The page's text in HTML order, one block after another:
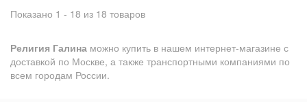
Показано 1 - 18 из 18 товаров
Религия Галина можно купить в нашем интернет-магазине с
доставкой по Москве, а также транспортными компаниями по
всем городам России.